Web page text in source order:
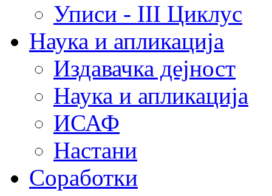
Уписи - III Циклус
Наука и апликација
Издавачка дејност
Наука и апликација
ИСАФ
Настани
Соработки